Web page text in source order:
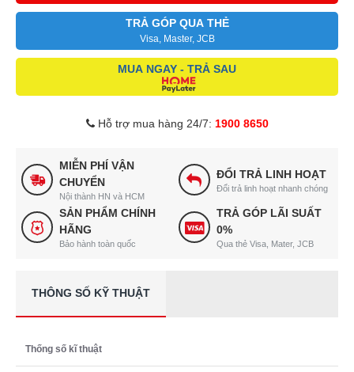
TRẢ GÓP QUA THẺ
Visa, Master, JCB
MUA NGAY - TRẢ SAU
Hỗ trợ mua hàng 24/7: 1900 8650
MIỄN PHÍ VẬN
CHUYỂN
Nội thành HN và HCM
ĐỔI TRẢ LINH HOẠT
Đổi trả linh hoạt nhanh chóng
SẢN PHẨM CHÍNH
HÃNG
Bảo hành toàn quốc
TRẢ GÓP LÃI SUẤT
0%
Qua thẻ Visa, Mater, JCB
THÔNG SỐ KỸ THUẬT
Thống số kĩ thuật